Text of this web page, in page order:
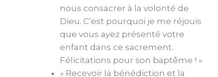
nous consacrer à la volonté de
Dieu. C’est pourquoi je me réjouis
que vous ayez présenté votre
enfant dans ce sacrement.
Félicitations pour son baptême ! »
« Recevoir la bénédiction et la